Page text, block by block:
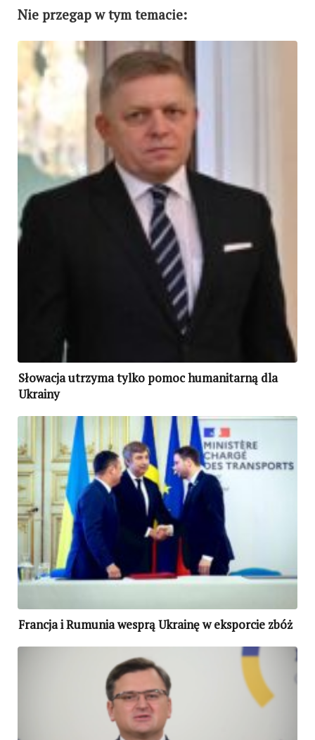
Nie przegap w tym temacie:
Słowacja utrzyma tylko pomoc humanitarną dla
Ukrainy
Francja i Rumunia wesprą Ukrainę w eksporcie zbóż